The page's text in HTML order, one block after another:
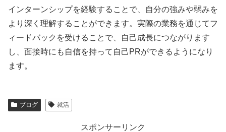
インターンシップを経験することで、自分の強みや弱みを
より深く理解することができます。実際の業務を通じてフ
ィードバックを受けることで、自己成長につながります
し、面接時にも自信を持って自己PRができるようになり
ます。
ブログ 就活
スポンサーリンク